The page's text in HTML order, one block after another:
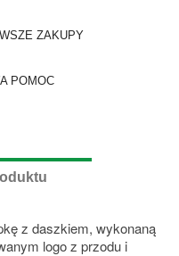
ZAKUPY
POMOC
z daszkiem, wykonaną
logo z przodu i